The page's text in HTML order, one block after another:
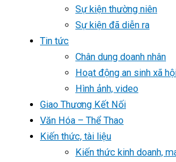
Sự kiện thường niên
Sự kiện đã diễn ra
Tin tức
Chân dung doanh nhân
Hoạt động an sinh xã
Hình ảnh, video
Giao Thương Kết Nối
Văn Hóa – Thể Thao
Kiến thức, tài liệu
Kiến thức kinh doanh,